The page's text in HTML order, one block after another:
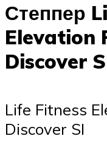
Степпер
Elevation
Discover
Life Fitness
Discover SI